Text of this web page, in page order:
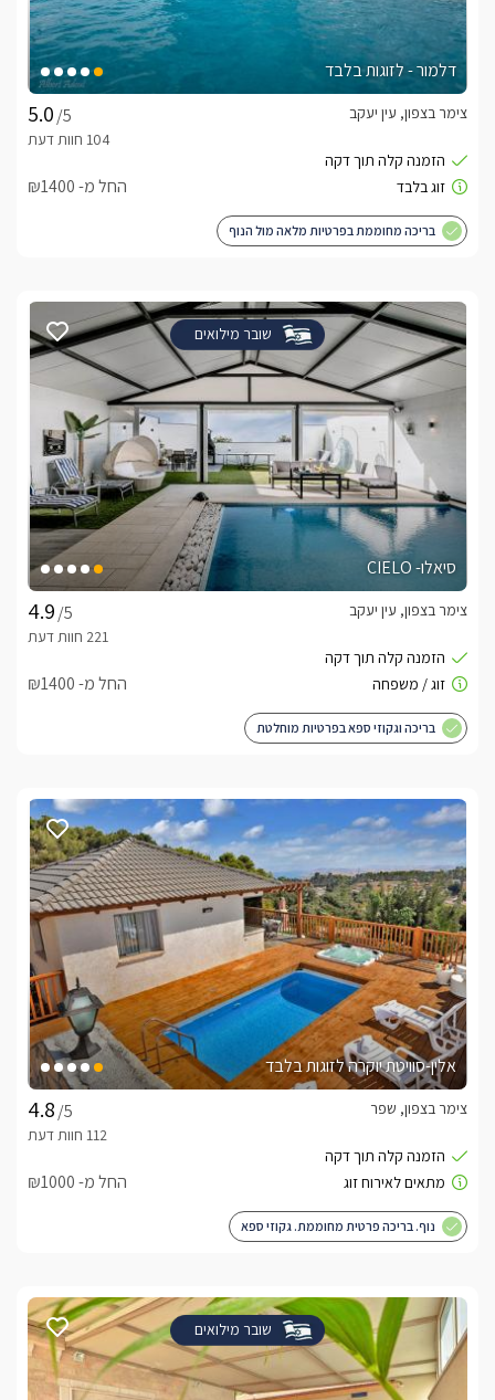
דלמור - לזוגות בלבד
/5
צימר בצפון, עין יעקב
החל מ- ₪1400
בריכה מחוממת בפרטיות מלאה מול הנוף
שובר מילואים
סיאלו- CIELO
/5
צימר בצפון, עין יעקב
החל מ- ₪1400
בריכה וגקוזי ספא בפרטיות מוחלטת
אלין-סוויטת יוקרה לזוגות בלבד
/5
צימר בצפון, שפר
החל מ- ₪1000
נוף. בריכה פרטית מחוממת. גקוזי ספא
שובר מילואים